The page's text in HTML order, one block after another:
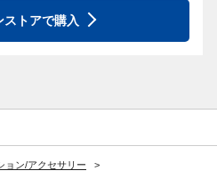
ストアで購入
ョン/アクセサリー